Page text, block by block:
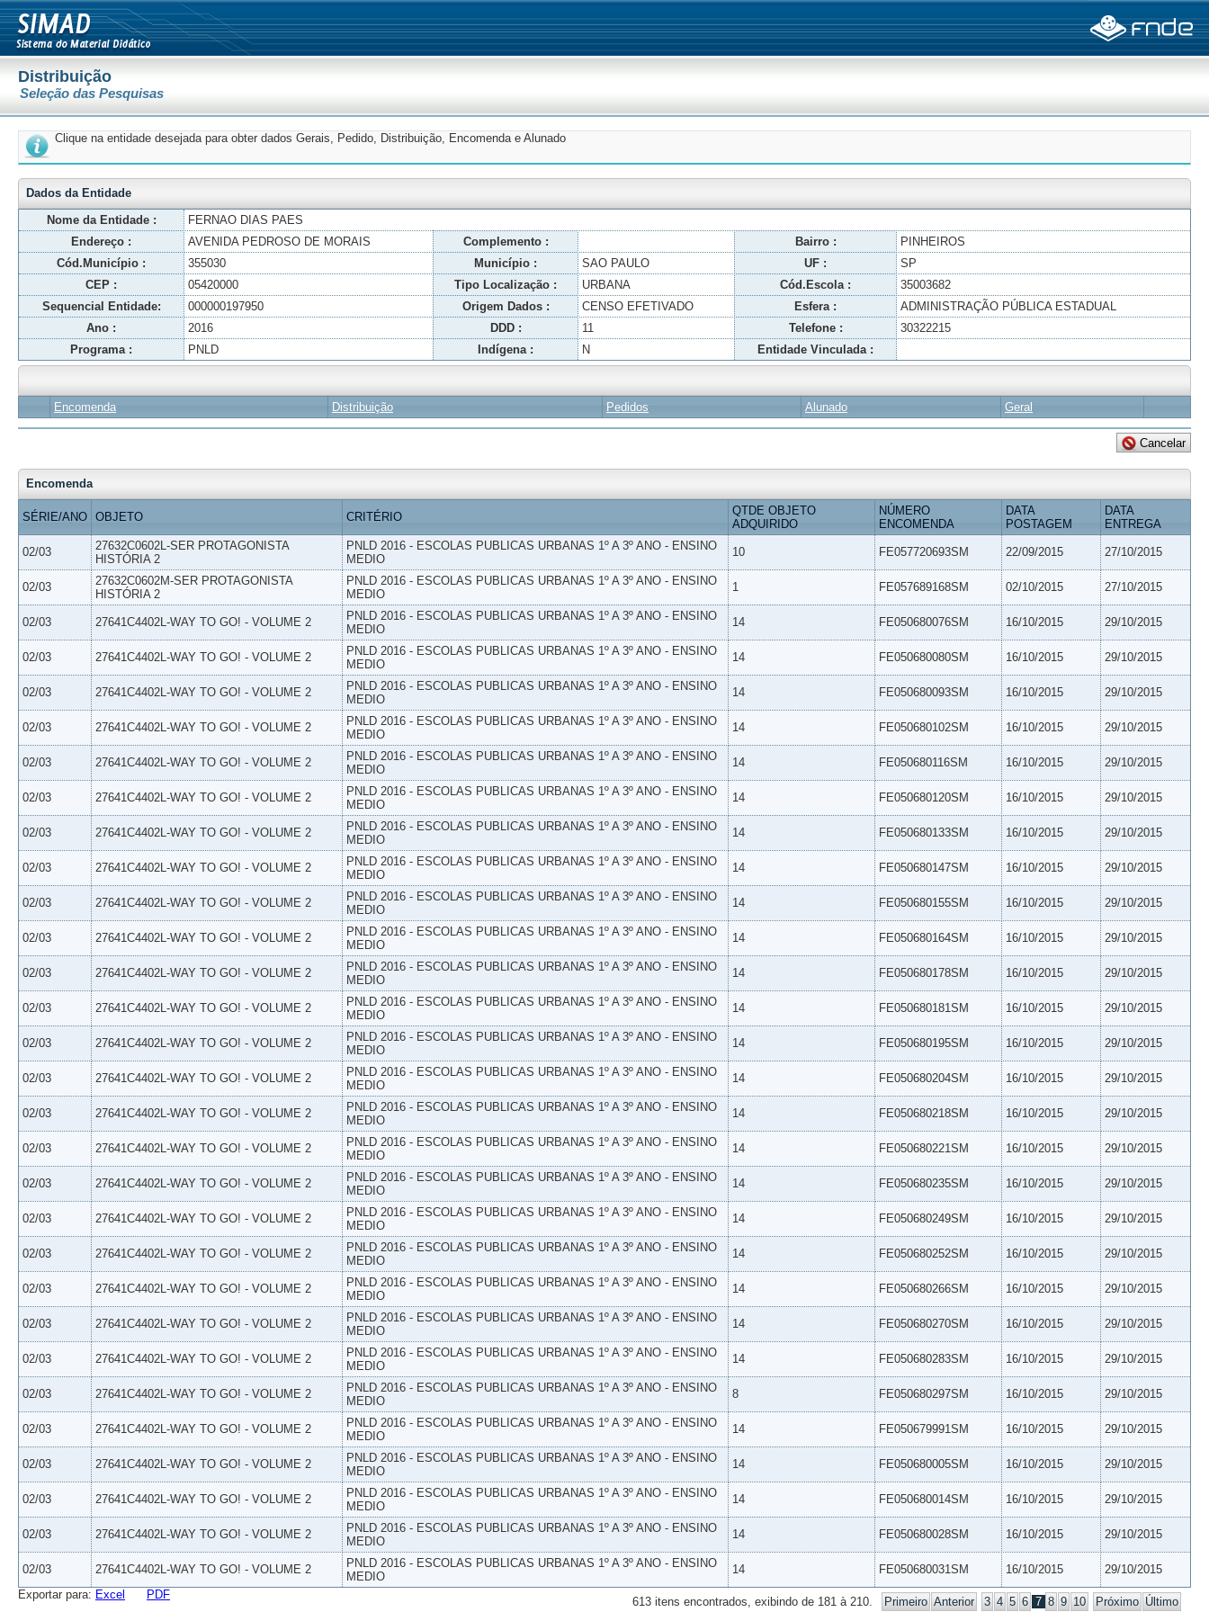
Distribuição
Seleção das Pesquisas
Clique na entidade desejada para obter dados Gerais, Pedido, Distribuição, Encomenda e Alunado
Dados da Entidade
Nome da Entidade :
FERNAO DIAS PAES
Endereço :
AVENIDA PEDROSO DE MORAIS Complemento : Bairro :
PINHEIROS
Cód.Município :
355030 Município : SAO PAULO UF :
SP
CEP :
05420000 Tipo Localização : URBANA Cód.Escola :
35003682
Sequencial Entidade:
000000197950 Origem Dados : CENSO EFETIVADO Esfera :
ADMINISTRAÇÃO PÚBLICA ESTADUAL
Ano :
2016 DDD : 11 Telefone :
30322215
Programa :
PNLD Indígena : N Entidade Vinculada :
Encomenda Distribuição Pedidos Alunado Geral
Encomenda
SÉRIE/ANO OBJETO CRITÉRIO
QTDE OBJETO
ADQUIRIDO
NÚMERO
ENCOMENDA
DATA
POSTAGEM
DATA
ENTREGA
02/03
27632C0602L-SER PROTAGONISTA
HISTÓRIA 2
PNLD 2016 - ESCOLAS PUBLICAS URBANAS 1º A 3º ANO - ENSINO
MEDIO
10 FE057720693SM 22/09/2015 27/10/2015
02/03
27632C0602M-SER PROTAGONISTA
HISTÓRIA 2
PNLD 2016 - ESCOLAS PUBLICAS URBANAS 1º A 3º ANO - ENSINO
MEDIO
1 FE057689168SM 02/10/2015 27/10/2015
02/03 27641C4402L-WAY TO GO! - VOLUME 2
PNLD 2016 - ESCOLAS PUBLICAS URBANAS 1º A 3º ANO - ENSINO
MEDIO
14 FE050680076SM 16/10/2015 29/10/2015
02/03 27641C4402L-WAY TO GO! - VOLUME 2
PNLD 2016 - ESCOLAS PUBLICAS URBANAS 1º A 3º ANO - ENSINO
MEDIO
14 FE050680080SM 16/10/2015 29/10/2015
02/03 27641C4402L-WAY TO GO! - VOLUME 2
PNLD 2016 - ESCOLAS PUBLICAS URBANAS 1º A 3º ANO - ENSINO
MEDIO
14 FE050680093SM 16/10/2015 29/10/2015
02/03 27641C4402L-WAY TO GO! - VOLUME 2
PNLD 2016 - ESCOLAS PUBLICAS URBANAS 1º A 3º ANO - ENSINO
MEDIO
14 FE050680102SM 16/10/2015 29/10/2015
02/03 27641C4402L-WAY TO GO! - VOLUME 2
PNLD 2016 - ESCOLAS PUBLICAS URBANAS 1º A 3º ANO - ENSINO
MEDIO
14 FE050680116SM 16/10/2015 29/10/2015
02/03 27641C4402L-WAY TO GO! - VOLUME 2
PNLD 2016 - ESCOLAS PUBLICAS URBANAS 1º A 3º ANO - ENSINO
MEDIO
14 FE050680120SM 16/10/2015 29/10/2015
02/03 27641C4402L-WAY TO GO! - VOLUME 2
PNLD 2016 - ESCOLAS PUBLICAS URBANAS 1º A 3º ANO - ENSINO
MEDIO
14 FE050680133SM 16/10/2015 29/10/2015
02/03 27641C4402L-WAY TO GO! - VOLUME 2
PNLD 2016 - ESCOLAS PUBLICAS URBANAS 1º A 3º ANO - ENSINO
MEDIO
14 FE050680147SM 16/10/2015 29/10/2015
02/03 27641C4402L-WAY TO GO! - VOLUME 2
PNLD 2016 - ESCOLAS PUBLICAS URBANAS 1º A 3º ANO - ENSINO
MEDIO
14 FE050680155SM 16/10/2015 29/10/2015
02/03 27641C4402L-WAY TO GO! - VOLUME 2
PNLD 2016 - ESCOLAS PUBLICAS URBANAS 1º A 3º ANO - ENSINO
MEDIO
14 FE050680164SM 16/10/2015 29/10/2015
02/03 27641C4402L-WAY TO GO! - VOLUME 2
PNLD 2016 - ESCOLAS PUBLICAS URBANAS 1º A 3º ANO - ENSINO
MEDIO
14 FE050680178SM 16/10/2015 29/10/2015
02/03 27641C4402L-WAY TO GO! - VOLUME 2
PNLD 2016 - ESCOLAS PUBLICAS URBANAS 1º A 3º ANO - ENSINO
MEDIO
14 FE050680181SM 16/10/2015 29/10/2015
02/03 27641C4402L-WAY TO GO! - VOLUME 2
PNLD 2016 - ESCOLAS PUBLICAS URBANAS 1º A 3º ANO - ENSINO
MEDIO
14 FE050680195SM 16/10/2015 29/10/2015
02/03 27641C4402L-WAY TO GO! - VOLUME 2
PNLD 2016 - ESCOLAS PUBLICAS URBANAS 1º A 3º ANO - ENSINO
MEDIO
14 FE050680204SM 16/10/2015 29/10/2015
02/03 27641C4402L-WAY TO GO! - VOLUME 2
PNLD 2016 - ESCOLAS PUBLICAS URBANAS 1º A 3º ANO - ENSINO
MEDIO
14 FE050680218SM 16/10/2015 29/10/2015
02/03 27641C4402L-WAY TO GO! - VOLUME 2
PNLD 2016 - ESCOLAS PUBLICAS URBANAS 1º A 3º ANO - ENSINO
MEDIO
14 FE050680221SM 16/10/2015 29/10/2015
02/03 27641C4402L-WAY TO GO! - VOLUME 2
PNLD 2016 - ESCOLAS PUBLICAS URBANAS 1º A 3º ANO - ENSINO
MEDIO
14 FE050680235SM 16/10/2015 29/10/2015
02/03 27641C4402L-WAY TO GO! - VOLUME 2
PNLD 2016 - ESCOLAS PUBLICAS URBANAS 1º A 3º ANO - ENSINO
MEDIO
14 FE050680249SM 16/10/2015 29/10/2015
02/03 27641C4402L-WAY TO GO! - VOLUME 2
PNLD 2016 - ESCOLAS PUBLICAS URBANAS 1º A 3º ANO - ENSINO
MEDIO
14 FE050680252SM 16/10/2015 29/10/2015
02/03 27641C4402L-WAY TO GO! - VOLUME 2
PNLD 2016 - ESCOLAS PUBLICAS URBANAS 1º A 3º ANO - ENSINO
MEDIO
14 FE050680266SM 16/10/2015 29/10/2015
02/03 27641C4402L-WAY TO GO! - VOLUME 2
PNLD 2016 - ESCOLAS PUBLICAS URBANAS 1º A 3º ANO - ENSINO
MEDIO
14 FE050680270SM 16/10/2015 29/10/2015
02/03 27641C4402L-WAY TO GO! - VOLUME 2
PNLD 2016 - ESCOLAS PUBLICAS URBANAS 1º A 3º ANO - ENSINO
MEDIO
14 FE050680283SM 16/10/2015 29/10/2015
02/03 27641C4402L-WAY TO GO! - VOLUME 2
PNLD 2016 - ESCOLAS PUBLICAS URBANAS 1º A 3º ANO - ENSINO
MEDIO
8 FE050680297SM 16/10/2015 29/10/2015
02/03 27641C4402L-WAY TO GO! - VOLUME 2
PNLD 2016 - ESCOLAS PUBLICAS URBANAS 1º A 3º ANO - ENSINO
MEDIO
14 FE050679991SM 16/10/2015 29/10/2015
02/03 27641C4402L-WAY TO GO! - VOLUME 2
PNLD 2016 - ESCOLAS PUBLICAS URBANAS 1º A 3º ANO - ENSINO
MEDIO
14 FE050680005SM 16/10/2015 29/10/2015
02/03 27641C4402L-WAY TO GO! - VOLUME 2
PNLD 2016 - ESCOLAS PUBLICAS URBANAS 1º A 3º ANO - ENSINO
MEDIO
14 FE050680014SM 16/10/2015 29/10/2015
02/03 27641C4402L-WAY TO GO! - VOLUME 2
PNLD 2016 - ESCOLAS PUBLICAS URBANAS 1º A 3º ANO - ENSINO
MEDIO
14 FE050680028SM 16/10/2015 29/10/2015
02/03 27641C4402L-WAY TO GO! - VOLUME 2
PNLD 2016 - ESCOLAS PUBLICAS URBANAS 1º A 3º ANO - ENSINO
MEDIO
14 FE050680031SM 16/10/2015 29/10/2015
613 itens encontrados, exibindo de 181 à 210. Primeiro Anterior 3 4 5 6 7 8 9 10 Próximo Último
Exportar para: Excel PDF